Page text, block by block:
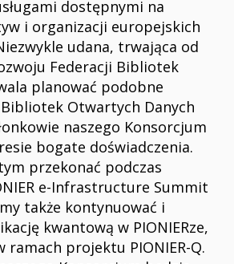
dostępnymi na
i organizacji europejskich
udana, trwająca od
Federacji Bibliotek
planować podobne
Bibliotek Otwartych Danych
naszego Konsorcjum
bogate doświadczenia.
przekonać podczas
e-Infrastructure Summit
także kontynuować i
kwantową w PIONIERze,
ramach projektu PIONIER-Q.